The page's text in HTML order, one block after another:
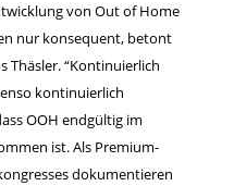
von Out of Home
nur konsequent, betont
Thäsler. “Kontinuierlich
kontinuierlich
OOH endgültig im
ist. Als Premium-
dokumentieren